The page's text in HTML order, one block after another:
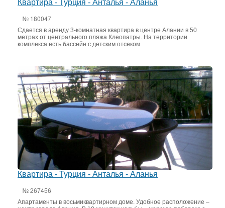
Квартира - Турция - Анталья - Аланья
№ 180047
Сдается в аренду 3-комнатная квартира в центре Алании в 50
метрах от центрального пляжа Клеопатры. На территории
комплекса есть бассейн с детским отсеком.
Квартира - Турция - Анталья - Аланья
№ 267456
Апартаменты в восьмиквартирном доме. Удобное расположение –